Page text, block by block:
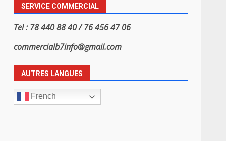
SERVICE COMMERCIAL
Tel : 78 440 88 40 / 76 456 47 06
commercialb7info@gmail.com
AUTRES LANGUES
French